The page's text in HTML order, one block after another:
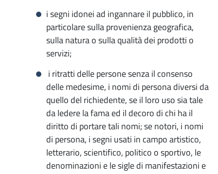
i segni idonei ad ingannare il pubblico, in
particolare sulla provenienza geografica,
sulla natura o sulla qualità dei prodotti o
servizi;
i ritratti delle persone senza il consenso
delle medesime, i nomi di persona diversi da
quello del richiedente, se il loro uso sia tale
da ledere la fama ed il decoro di chi ha il
diritto di portare tali nomi; se notori, i nomi
di persona, i segni usati in campo artistico,
letterario, scientifico, politico o sportivo, le
denominazioni e le sigle di manifestazioni e